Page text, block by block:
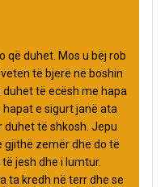
që duhet. Mos u bëj rob
të bjerë në boshin
duhet të ecësh me hapa
e sigurt janë ata
duhet të shkosh. Jepu
gjithë zemër dhe do të
jesh dhe i lumtur.
ta kredh në terr dhe se